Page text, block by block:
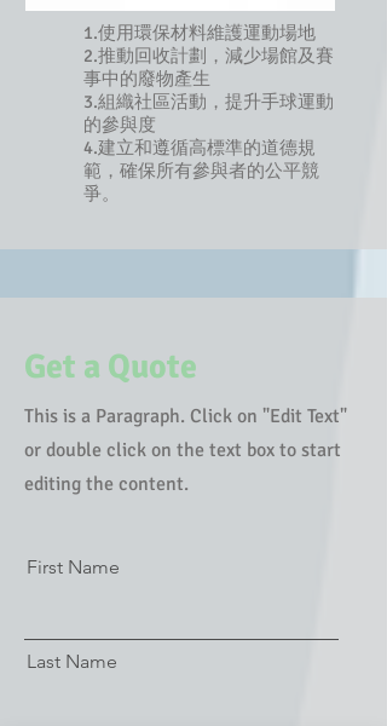
1.使用環保材料維護運動場地
2.推動回收計劃，減少場館及賽
事中的廢物產生
3.組織社區活動，提升手球運動
的參與度
4.建立和遵循高標準的道德規
範，確保所有參與者的公平競
爭。
Get a Quote
This is a Paragraph. Click on "Edit Text"
or double click on the text box to start
editing the content.
First Name
Last Name